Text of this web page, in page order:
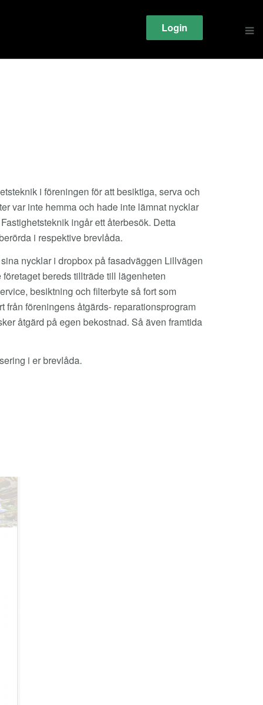
Login
i föreningen för att besiktiga, serva och
var inte hemma och hade inte lämnat nycklar
ingår ett återbesök. Detta
i respektive brevlåda.
nycklar i dropbox på fasadväggen Lillvägen
bereds tillträde till lägenheten
besiktning och filterbyte så fort som
från föreningens åtgärds- reparationsprogram
åtgärd på egen bekostnad. Så även framtida
i er brevlåda.